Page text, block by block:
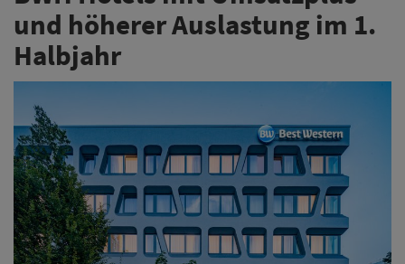
und höherer Auslastung im 1.
Halbjahr